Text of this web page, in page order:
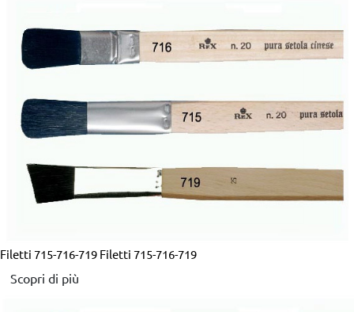
Filetti 715-716-719 Filetti 715-716-719
Scopri di più